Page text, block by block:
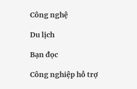
Công nghệ
Du lịch
Bạn đọc
Công nghiệp hỗ trợ